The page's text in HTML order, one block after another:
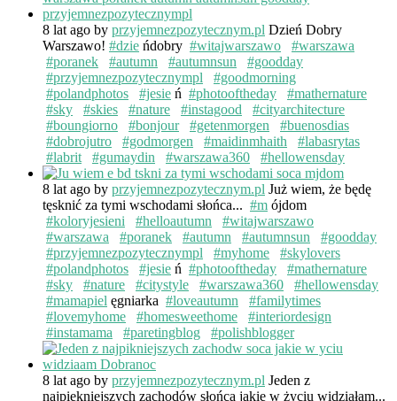
8 lat ago by przyjemnezpozytecznym.pl Dzień Dobry
Warszawo! #dzie ńdobry #witajwarszawo
#warszawa
#poranek
#autumn #autumnsun
#goodday
#przyjemnezpozytecznympl
#goodmorning
#polandphotos
#jesie ń #photooftheday
#mathernature
#sky
#skies #nature #instagood
#cityarchitecture
#boungiorno
#bonjour #getenmorgen
#buenosdias
#dobrojutro
#godmorgen #maidinmhaith
#labasrytas
#labrit
#gumaydin #warszawa360 #hellowensday
8 lat ago by przyjemnezpozytecznym.pl Już wiem, że będę
tęsknić za tymi wschodami słońca... #m ójdom
#koloryjesieni
#helloautumn
#witajwarszawo
#warszawa
#poranek #autumn #autumnsun
#goodday
#przyjemnezpozytecznympl
#myhome
#skylovers
#polandphotos
#jesie ń #photooftheday
#mathernature
#sky
#nature #citystyle #warszawa360
#hellowensday
#mamapiel ęgniarka #loveautumn
#familytimes
#lovemyhome
#homesweethome
#interiordesign
#instamama
#paretingblog #polishblogger
8 lat ago by przyjemnezpozytecznym.pl Jeden z
najpiękniejszych zachodów słońca jakie w życiu widziałam...